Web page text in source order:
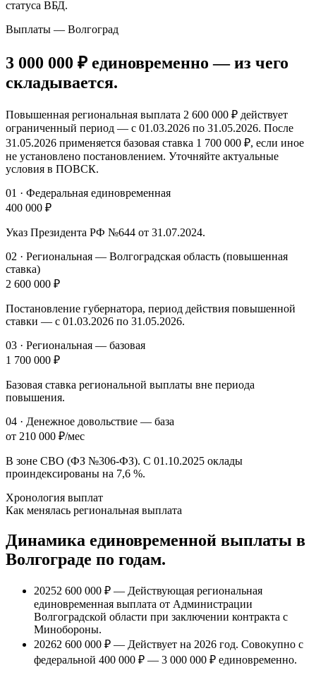
статуса ВБД.
Выплаты — Волгоград
3 000 000 ₽ единовременно — из чего
складывается.
Повышенная региональная выплата 2 600 000 ₽ действует
ограниченный период — с 01.03.2026 по 31.05.2026. После
31.05.2026 применяется базовая ставка 1 700 000 ₽, если иное
не установлено постановлением. Уточняйте актуальные
условия в ПОВСК.
01 · Федеральная единовременная
400 000 ₽
Указ Президента РФ №644 от 31.07.2024.
02 · Региональная — Волгоградская область (повышенная
ставка)
2 600 000 ₽
Постановление губернатора, период действия повышенной
ставки — с 01.03.2026 по 31.05.2026.
03 · Региональная — базовая
1 700 000 ₽
Базовая ставка региональной выплаты вне периода
повышения.
04 · Денежное довольствие — база
от 210 000 ₽/мес
В зоне СВО (ФЗ №306-ФЗ). С 01.10.2025 оклады
проиндексированы на 7,6 %.
Хронология выплат
Как менялась региональная выплата
Динамика единовременной выплаты в
Волгограде по годам.
20252 600 000 ₽ — Действующая региональная
единовременная выплата от Администрации
Волгоградской области при заключении контракта с
Минобороны.
20262 600 000 ₽ — Действует на 2026 год. Совокупно с
федеральной 400 000 ₽ — 3 000 000 ₽ единовременно.